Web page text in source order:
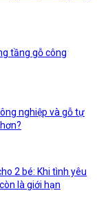
tầng gỗ công
nghiệp và gỗ tự
2 bé: Khi tình yêu
là giới hạn